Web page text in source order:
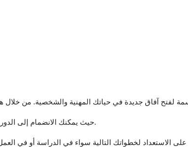
لفتح آفاق جديدة في حياتك المهنية والشخصية. من
حيث يمكنك الانضمام إلى الدورات في أي وقت ومن أي مكان. كل ما تحتاجه هو اتصال بالإنترنت ورغبة في التعلم.